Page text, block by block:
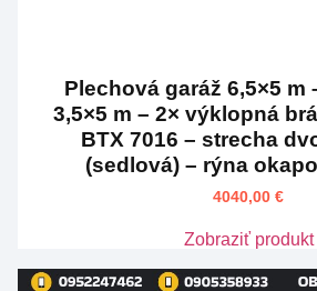
Plechová garáž 6,5×5 m
3,5×5 m – 2× výklopná
BTX 7016 – strecha
(sedlová) – rýna
4040,00 €
Zobraziť produkt